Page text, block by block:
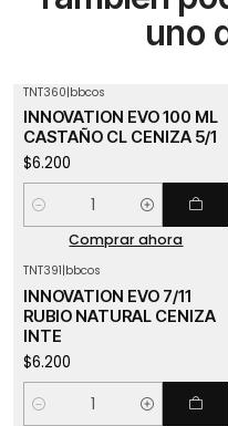
uno
TNT360|bbcos
INNOVATION EVO 100 ML
CASTAÑO CL CENIZA 5/1
$6.200
Cantidad
Comprar ahora
TNT391|bbcos
INNOVATION EVO 7/11
RUBIO NATURAL CENIZA
INTE
$6.200
Cantidad